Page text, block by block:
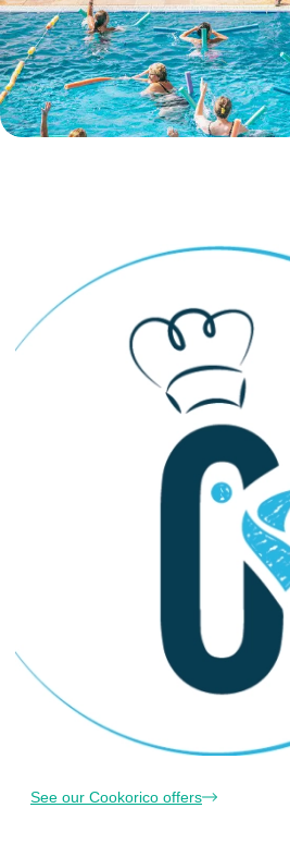
See our Cookorico offers